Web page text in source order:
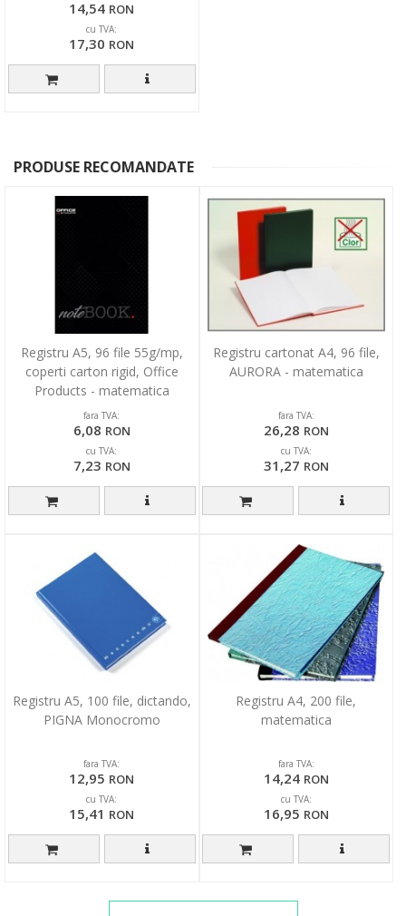
14,54 RON
cu TVA:
17,30 RON
PRODUSE RECOMANDATE
Registru A5, 96 file 55g/mp,
coperti carton rigid, Office
Products - matematica
fara TVA:
6,08 RON
cu TVA:
7,23 RON
Registru cartonat A4, 96 file,
AURORA - matematica
fara TVA:
26,28 RON
cu TVA:
31,27 RON
Registru A5, 100 file, dictando,
PIGNA Monocromo
fara TVA:
12,95 RON
cu TVA:
15,41 RON
Registru A4, 200 file,
matematica
fara TVA:
14,24 RON
cu TVA:
16,95 RON